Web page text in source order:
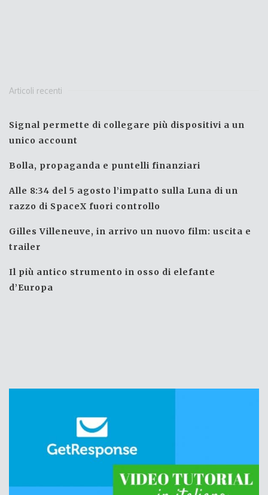
Articoli recenti
Signal permette di collegare più dispositivi a un
unico account
Bolla, propaganda e puntelli finanziari
Alle 8:34 del 5 agosto l’impatto sulla Luna di un
razzo di SpaceX fuori controllo
Gilles Villeneuve, in arrivo un nuovo film: uscita e
trailer
Il più antico strumento in osso di elefante
d’Europa